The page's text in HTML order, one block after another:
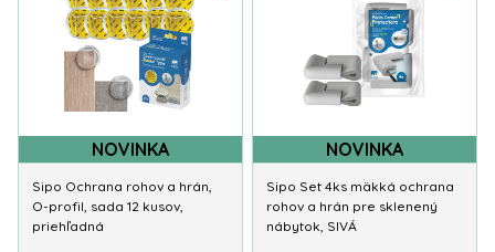
NOVINKA
Sipo Ochrana rohov a hrán,
O-profil, sada 12 kusov,
priehľadná
NOVINKA
Sipo Set 4ks mäkká ochrana
rohov a hrán pre sklenený
nábytok, SIVÁ